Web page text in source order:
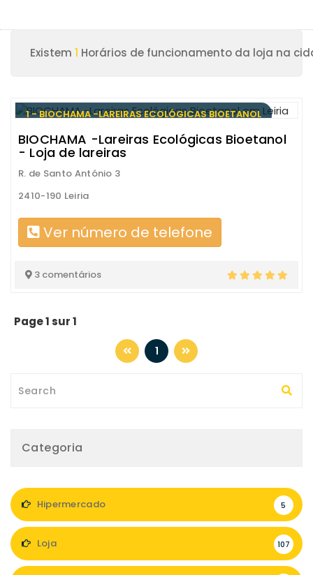
Existem 1 Horários de funcionamento da loja na
1 - BIOCHAMA -LAREIRAS ECOLÓGICAS BIOETANOL
BIOCHAMA -Lareiras Ecológicas Bioetanol
- Loja de lareiras
R. de Santo António 3
2410-190 Leiria
Ver número de telefone
3 comentários
Page 1 sur 1
1
Categoria
Hipermercado 5
Loja 107